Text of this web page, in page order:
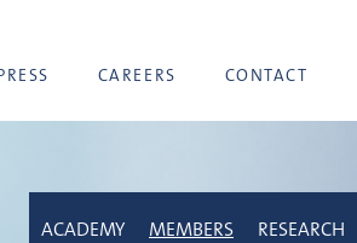
CAREERS CONTACT
ACADEMY MEMBERS RESEARCH